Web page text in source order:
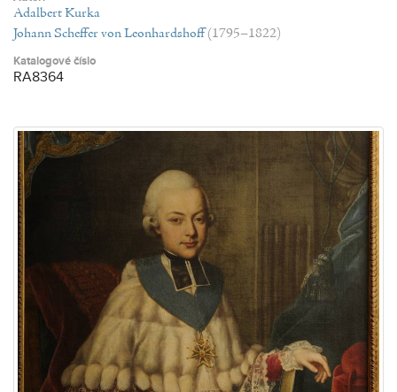
Adalbert Kurka
Johann Scheffer von Leonhardshoff (1795–1822)
Katalogové číslo
RA8364